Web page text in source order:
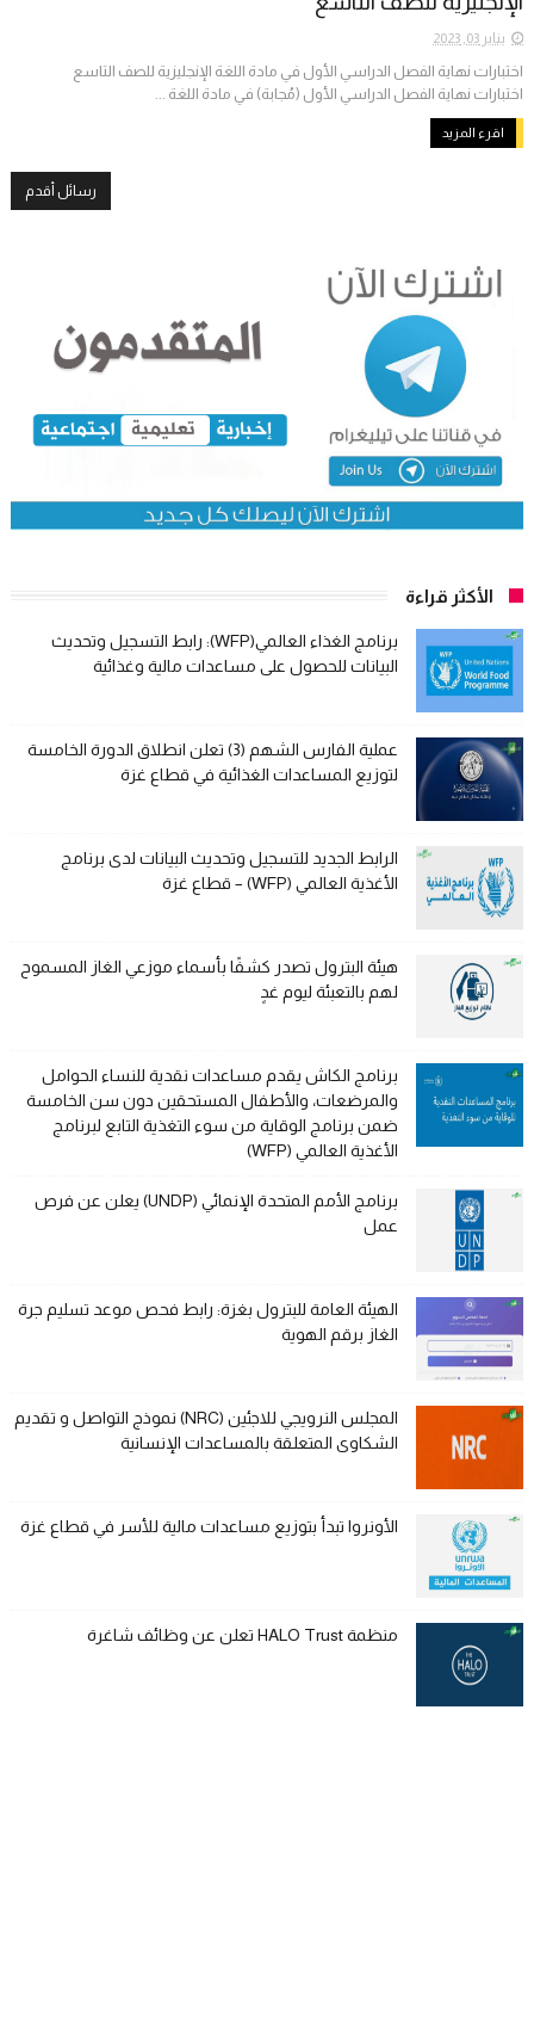
يناير 03, 2023
اختبارات نهاية الفصل الدراسي الأول في مادة اللغة الإنجليزية للصف التاسع
اختبارات نهاية الفصل الدراسي الأول (مُجابة) في مادة اللغة ...
اقرء المزيد
رسائل أقدم
الأكثر قراءة
برنامج الغذاء العالمي(WFP): رابط التسجيل وتحديث
البيانات للحصول على مساعدات مالية وغذائية
عملية الفارس الشهم (3) تعلن انطلاق الدورة الخامسة
لتوزيع المساعدات الغذائية في قطاع غزة
الرابط الجديد للتسجيل وتحديث البيانات لدى برنامج
الأغذية العالمي (WFP) – قطاع غزة
هيئة البترول تصدر كشفًا بأسماء موزعي الغاز المسموح
لهم بالتعبئة ليوم غدٍ
برنامج الكاش يقدم مساعدات نقدية للنساء الحوامل
والمرضعات، والأطفال المستحقين دون سن الخامسة
ضمن برنامج الوقاية من سوء التغذية التابع لبرنامج
الأغذية العالمي (WFP)
برنامج الأمم المتحدة الإنمائي (UNDP) يعلن عن فرص
عمل
الهيئة العامة للبترول بغزة: رابط فحص موعد تسليم جرة
الغاز برقم الهوية
المجلس النرويجي للاجئين (NRC) نموذج التواصل و تقديم
الشكاوى المتعلقة بالمساعدات الإنسانية
الأونروا تبدأ بتوزيع مساعدات مالية للأسر في قطاع غزة
منظمة HALO Trust تعلن عن وظائف شاغرة